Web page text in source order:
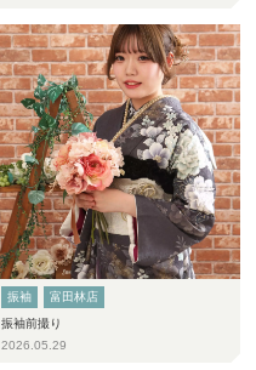
振袖
富田林店
振袖前撮り
2026.05.29